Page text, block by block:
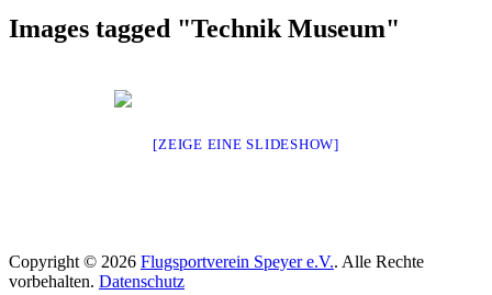
Images tagged "Technik Museum"
[ZEIGE EINE SLIDESHOW]
Copyright © 2026 Flugsportverein Speyer e.V.. Alle Rechte
vorbehalten. Datenschutz